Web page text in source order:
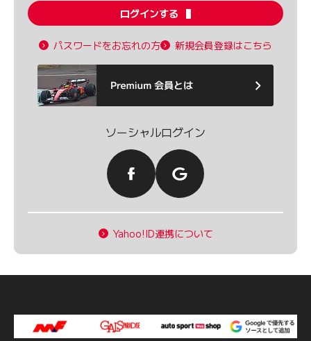
ログインする
パスワードをお忘れの方 新規会員登録はこちら
ソーシャルログイン
Yahoo!ID連携について